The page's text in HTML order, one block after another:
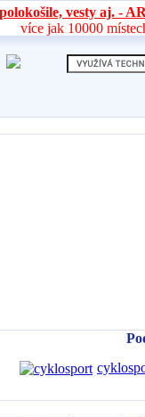
vesty aj. -
více jak 10000